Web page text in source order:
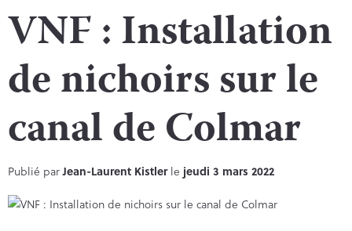
VNF : Installation
de nichoirs sur le
canal de Colmar
Publié parJean-Laurent Kistlerle jeudi 3 mars 2022